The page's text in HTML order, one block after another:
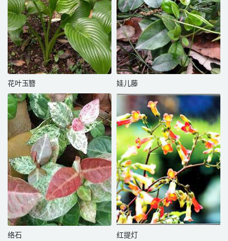
花叶玉簪 娃儿藤
络石 红提灯